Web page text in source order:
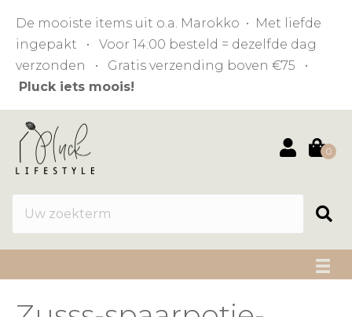
De mooiste items uit o.a. Marokko • Met liefde
ingepakt • Voor 14:00 besteld = dezelfde dag
verzonden • Gratis verzending boven €75 •
Pluck iets moois!
0